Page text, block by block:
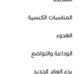
المناسبات الكنسية
الهدوء
الوداعة والتواضع
بدء العام الجديد